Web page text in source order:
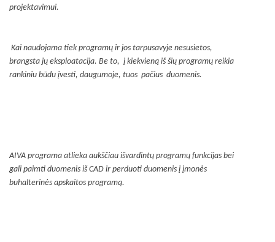
projektavimui.
Kai naudojama tiek programų ir jos tarpusavyje nesusietos,
brangsta jų eksploatacija. Be to, į kiekvieną iš šių programų reikia
rankiniu būdu įvesti, daugumoje, tuos pačius duomenis.
AIVA programa atlieka aukščiau išvardintų programų funkcijas bei
gali paimti duomenis iš CAD ir perduoti duomenis į įmonės
buhalterinės apskaitos programą.